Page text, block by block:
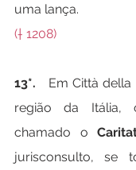
uma lança.
(† 1208)
13*. Em Città della
região da Itália,
chamado o
jurisconsulto, se